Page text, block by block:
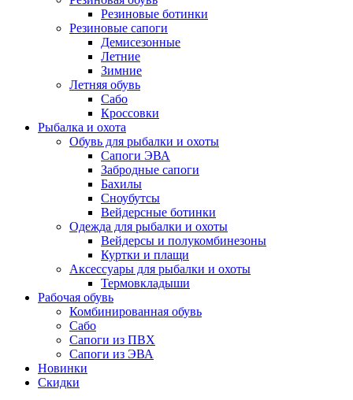
Резиновые ботинки
Резиновые сапоги
Демисезонные
Летние
Зимние
Летняя обувь
Сабо
Кроссовки
Рыбалка и охота
Обувь для рыбалки и охоты
Сапоги ЭВА
Забродные сапоги
Бахилы
Сноубутсы
Вейдерсные ботинки
Одежда для рыбалки и охоты
Вейдерсы и полукомбинезоны
Куртки и плащи
Аксессуары для рыбалки и охоты
Термовкладыши
Рабочая обувь
Комбинированная обувь
Сабо
Сапоги из ПВХ
Сапоги из ЭВА
Новинки
Скидки